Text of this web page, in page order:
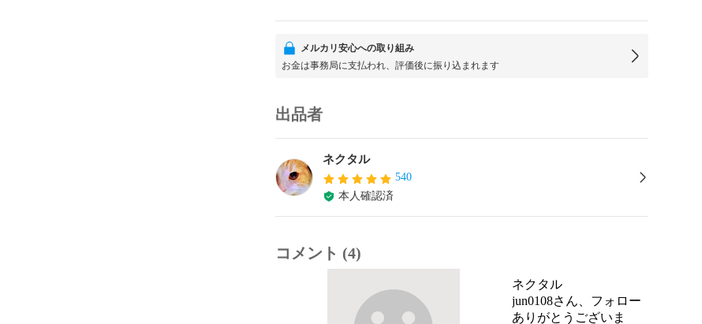
メルカリ安心への取り組み
お金は事務局に支払われ、評価後に振り込まれます
出品者
ネクタル
540
本人確認済
コメント (4)
ネクタル
jun0108さん、フォロー
ありがとうございま